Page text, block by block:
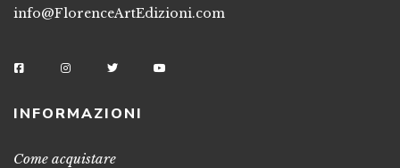
info@FlorenceArtEdizioni.com
INFORMAZIONI
Come acquistare